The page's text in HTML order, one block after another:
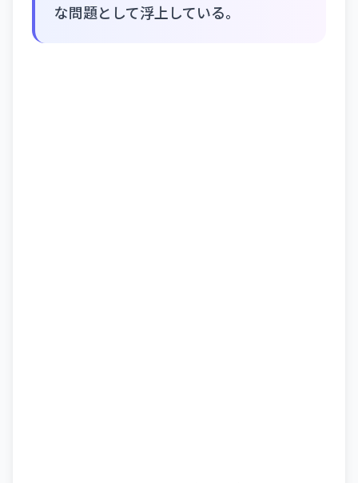
な問題として浮上している。